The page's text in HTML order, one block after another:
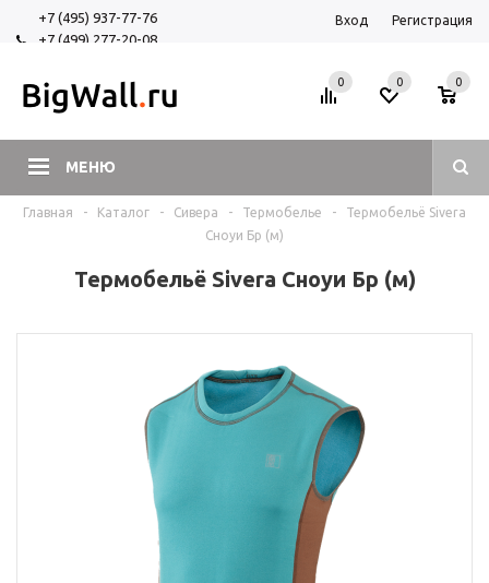
+7 (495) 937-77-76
+7 (499) 277-20-08
Вход Регистрация
МЕНЮ
0 0
0
Главная - Каталог - Сивера - Термобелье -
Термобельё Sivera
Сноуи Бр (м)
Термобельё Sivera Сноуи Бр (м)